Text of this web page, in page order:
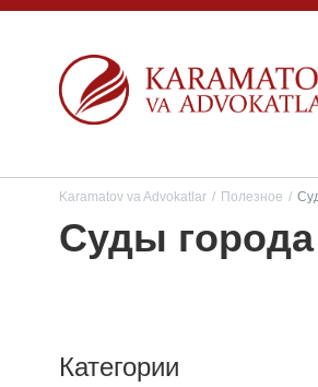
Karamatov va Advokatlar / Полезное /
Суды города
Категории